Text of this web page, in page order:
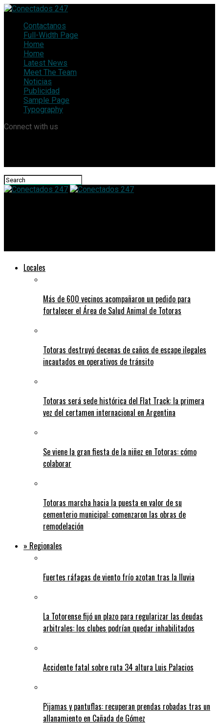
Contactanos
Full-Width Page
Home
Home
Latest News
Meet The Team
Noticias
Publicidad
Sample Page
Typography
Connect with us
Locales
Más de 600 vecinos acompañaron un pedido para
fortalecer el Área de Salud Animal de Totoras
Totoras destruyó decenas de caños de escape ilegales
incautados en operativos de tránsito
Totoras será sede histórica del Flat Track: la primera
vez del certamen internacional en Argentina
Se viene la gran fiesta de la niñez en Totoras: cómo
colaborar
Totoras marcha hacia la puesta en valor de su
cementerio municipal: comenzaron las obras de
remodelación
» Regionales
Fuertes ráfagas de viento frío azotan tras la lluvia
La Totorense fijó un plazo para regularizar las deudas
arbitrales: los clubes podrían quedar inhabilitados
Accidente fatal sobre ruta 34 altura Luis Palacios
Pijamas y pantuflas: recuperan prendas robadas tras un
allanamiento en Cañada de Gómez